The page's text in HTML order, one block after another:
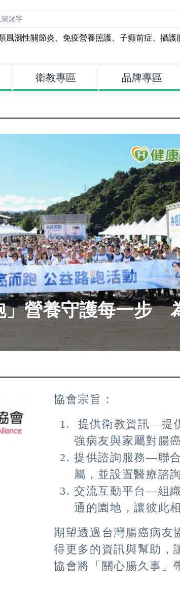
風濕性關節炎、 免疫營養照護、 子癲前症、 攝護
衛教專區 品牌專區
」營養守護每一步
協會宗旨：
提供衛教資訊—提
強病友與家屬對腸
提供諮詢服務—聯
屬，並設置醫療諮
交流互動平台—組
通的園地，讓彼此
期望透過台灣腸癌病友
得更多的資訊與幫助，
協會將「關心腸久事」